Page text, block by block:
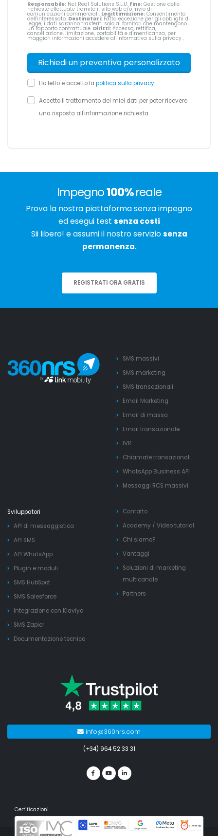
Responsabile: Net Real Solutions S.L.U. Fine: Gestione delle
richieste effettuate tramite il sito web e/o invio di
comunicazioni commerciali. Legittimazione: Consentimento
dell'interessato. Destinatari: Fatta eccezione per gli obblighi di
legge, i dati saranno trasferiti solo ai fornitori che mantengono
un rapporto contrattuale. Diritti: Accesso, rettifica,
cancellazione, limitazione, portabilità e dimenticanza, per
maggiori informazioni accedere all'informativa sulla privacy .
Ho letto e accetto la politica sulla privacy
Accetto il trattamento dei miei dati per poter ricevere
una risposta all'informazione richiesta
Impegno100%reale
Prova la nostra piattaforma senza impegno
ed esegui test senza costi
Sii libero! e assumi il nostro serviziosenza
permanenza.
REGISTRATI ORA GRATIS
SMS massivi
SMS marketing
SMS transazionali
Email Marketing
Email di massa
Email transazionale
IVR
Chiamate transazionali
WhatsApp Business API
Messaggi RCS massivi
Sviluppatori
API di messaggistica
API SMS
API WhatsApp
Plugin e moduli
SMS HubSpot
SMS Salesforce
Integrazione con Klaviyo
SMS Zapier
Documentazione tecnica
Contatto
Academy / Video tutorial
Chi siamo?
Vantaggi
Soluzioni di marketing
multicanale
Partners
info@360nrs.com
(+34) 964 52 33 31
Certificazioni